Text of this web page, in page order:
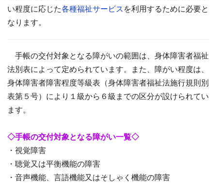
い程度に応じた各種福祉サービス を利用するために必要と
なります。
手帳の交付対象となる障がいの範囲は、身体障害者福祉
法別表によって定められています。また、障がい程度は、
身体障害者障害程度等級表（身体障害者福祉法施行規則別
表第５号）により１級から６級までの区分が設けられてい
ます。
◇手帳の交付対象となる障がい一覧◇
・視覚障害
・聴覚又は平衡機能の障害
・音声機能、言語機能又はそしゃく機能の障害